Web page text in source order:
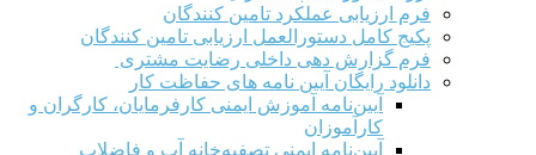
فرم ارزيابی عملکرد تامین کنندگان
پکیج کامل دستورالعمل ارزیابی تامین کنندگان
فرم گزارش دهی داخلی رضایت مشتری
دانلود رایگان آیین نامه های حفاظت کار
آیین‌نامه آموزش ایمنی کارفرمایان، کارگران و
کارآموزان
آیین‌نامه ایمنی تصفیه‌خانه آب و فاضلاب